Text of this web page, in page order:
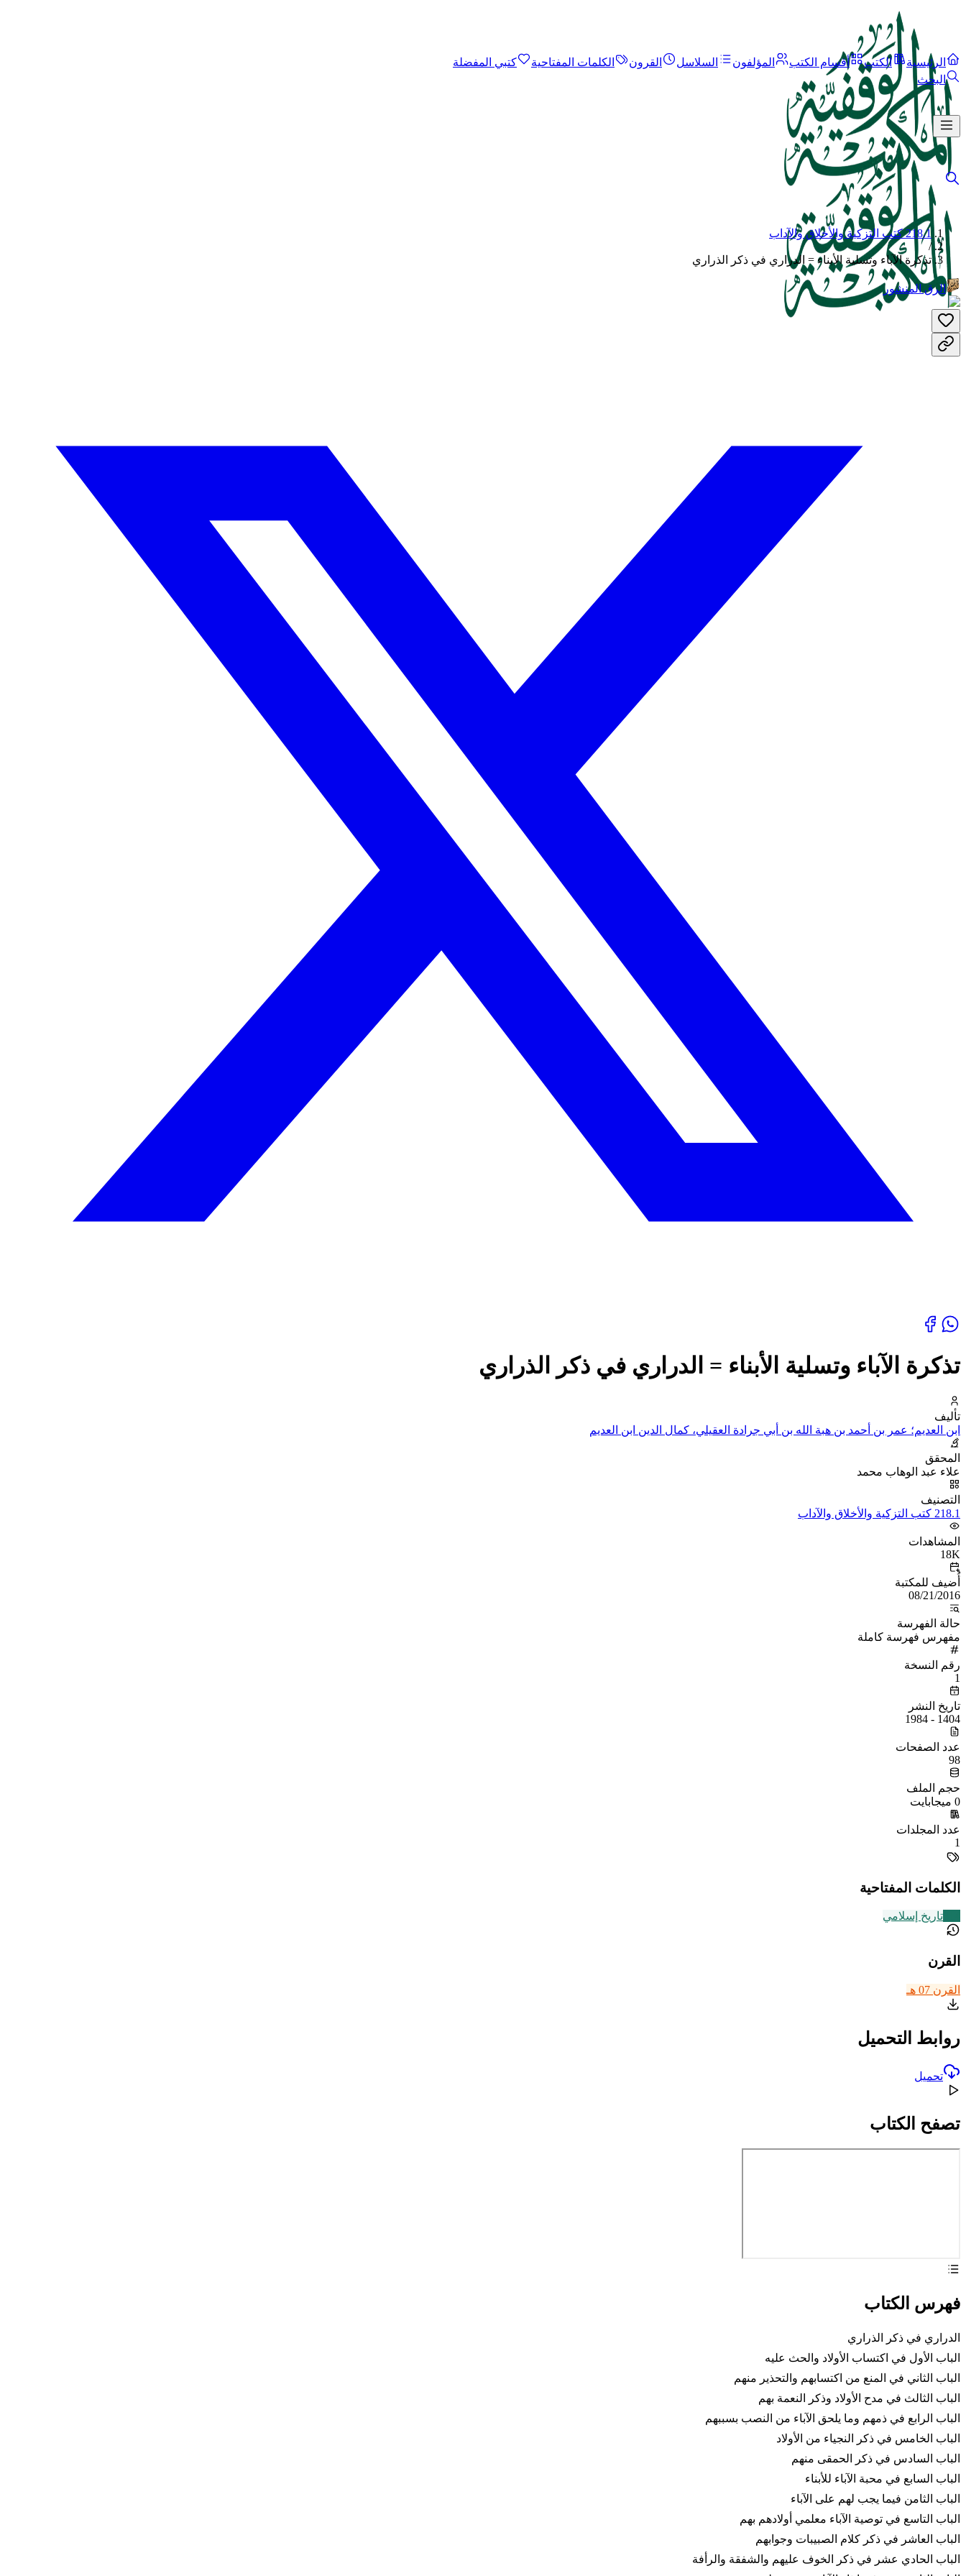
الرئيسية الكتب أقسام الكتب المؤلفون السلاسل القرون الكلمات المفتاحية
كتبي المفضلة
البحث
218.1 كتب التزكية والأخلاق والآداب
/
تذكرة الآباء وتسلية الأبناء = الدراري في ذكر الذراري
الرق المنشور
تذكرة الآباء وتسلية الأبناء = الدراري في ذكر الذراري
تأليف
ابن العديم؛ عمر بن أحمد بن هبة الله بن أبي جرادة العقيلي، كمال الدين ابن العديم
المحقق
علاء عبد الوهاب محمد
التصنيف
218.1 كتب التزكية والأخلاق والآداب
المشاهدات
18K
أُضيف للمكتبة
08/21/2016
حالة الفهرسة
مفهرس فهرسة كاملة
رقم النسخة
1
تاريخ النشر
1404 - 1984
عدد الصفحات
98
حجم الملف
0 ميجابايت
عدد المجلدات
1
الكلمات المفتاحية
تاريخ إسلامي
القرن
القرن 07 هـ
روابط التحميل
تحميل
تصفح الكتاب
فهرس الكتاب
الدراري في ذكر الذراري
الباب الأول في اكتساب الأولاد والحث عليه
الباب الثاني في المنع من اكتسابهم والتحذير منهم
الباب الثالث في مدح الأولاد وذكر النعمة بهم
الباب الرابع في ذمهم وما يلحق الآباء من النصب بسببهم
الباب الخامس في ذكر النجياء من الأولاد
الباب السادس في ذكر الحمقى منهم
الباب السابع في محبة الآباء للأبناء
الباب الثامن فيما يجب لهم على الآباء
الباب التاسع في توصية الآباء معلمي أولادهم بهم
الباب العاشر في ذكر كلام الصبيبات وجوابهم
الباب الحادي عشر في ذكر الخوف عليهم والشفقة والرأفة